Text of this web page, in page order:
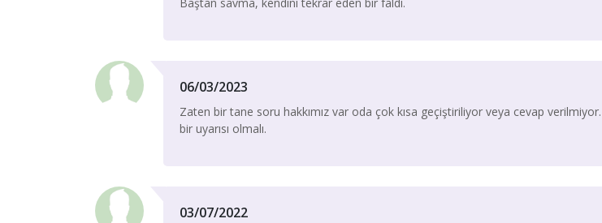
06/03/2023
Zaten bir tane soru hakkımız var oda çok kısa geçiştiriliyor veya cevap
bir uyarısı olmalı.
03/07/2022